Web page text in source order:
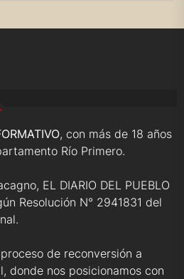
, con más de 18 años
Río Primero.
EL DIARIO DEL PUEBLO
Resolución N° 2941831 del
de reconversión a
donde nos posicionamos con